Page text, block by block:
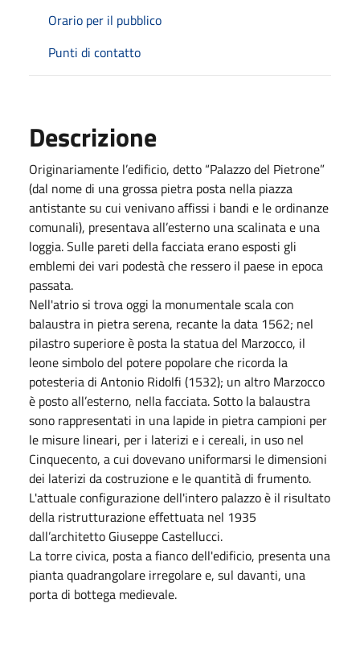
Orario per il pubblico
Punti di contatto
Descrizione
Originariamente l’edificio, detto “Palazzo del Pietrone”
(dal nome di una grossa pietra posta nella piazza
antistante su cui venivano affissi i bandi e le ordinanze
comunali), presentava all’esterno una scalinata e una
loggia. Sulle pareti della facciata erano esposti gli
emblemi dei vari podestà che ressero il paese in epoca
passata.
Nell'atrio si trova oggi la monumentale scala con
balaustra in pietra serena, recante la data 1562; nel
pilastro superiore è posta la statua del Marzocco, il
leone simbolo del potere popolare che ricorda la
potesteria di Antonio Ridolfi (1532); un altro Marzocco
è posto all’esterno, nella facciata. Sotto la balaustra
sono rappresentati in una lapide in pietra campioni per
le misure lineari, per i laterizi e i cereali, in uso nel
Cinquecento, a cui dovevano uniformarsi le dimensioni
dei laterizi da costruzione e le quantità di frumento.
L'attuale configurazione dell'intero palazzo è il risultato
della ristrutturazione effettuata nel 1935
dall’architetto Giuseppe Castellucci.
La torre civica, posta a fianco dell'edificio, presenta una
pianta quadrangolare irregolare e, sul davanti, una
porta di bottega medievale.